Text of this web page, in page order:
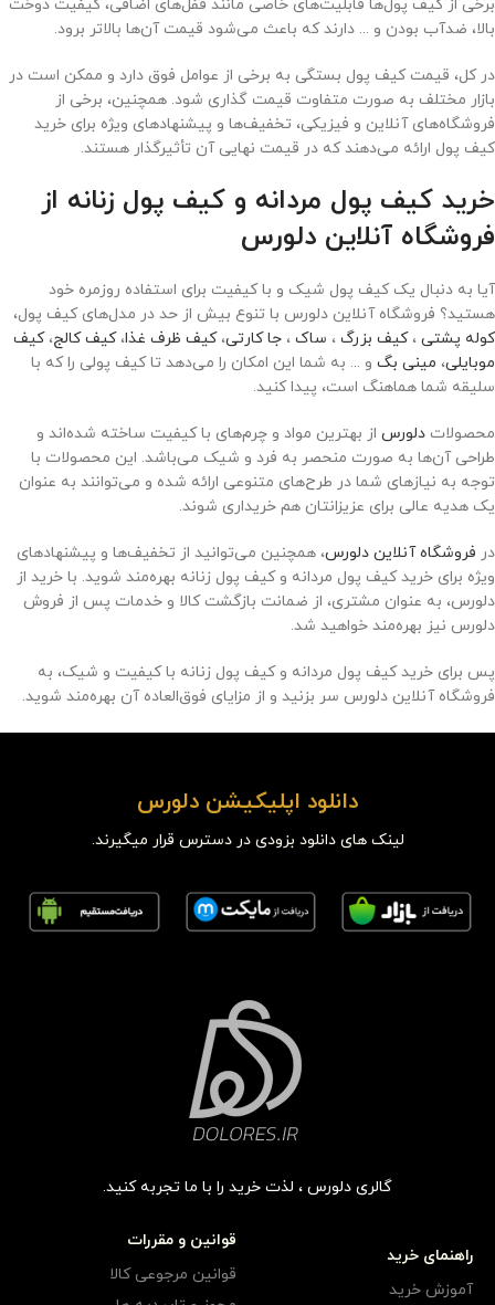
برخی از کیف پول‌ها قابلیت‌های خاصی مانند قفل‌های اضافی، کیفیت دوخت
بالا، ضدآب بودن و ... دارند که باعث می‌شود قیمت آن‌ها بالاتر برود.
در کل، قیمت کیف پول بستگی به برخی از عوامل فوق دارد و ممکن است در
بازار مختلف به صورت متفاوت قیمت گذاری شود. همچنین، برخی از
فروشگاه‌های آنلاین و فیزیکی، تخفیف‌ها و پیشنهادهای ویژه برای خرید
کیف پول ارائه می‌دهند که در قیمت نهایی آن تأثیرگذار هستند.
خرید کیف پول مردانه و کیف پول زنانه از
فروشگاه آنلاین دلورس
آیا به دنبال یک کیف پول شیک و با کیفیت برای استفاده روزمره خود
هستید؟ فروشگاه آنلاین دلورس با تنوع بیش از حد در مدل‌های کیف پول،
کوله پشتی ،کیف بزرگ ، ساک ، جا کارتی،کیف ظرف غذا،کیف کالج،کیف
موبایلی، مینی بگ و ... به شما این امکان را می‌دهد تا کیف پولی را که با
سلیقه شما هماهنگ است، پیدا کنید.
محصولات دلورس از بهترین مواد و چرم‌های با کیفیت ساخته شده‌اند و
طراحی آن‌ها به صورت منحصر به فرد و شیک می‌باشد. این محصولات با
توجه به نیازهای شما در طرح‌های متنوعی ارائه شده و می‌توانند به عنوان
یک هدیه عالی برای عزیزانتان هم خریداری شوند.
در فروشگاه آنلاین دلورس، همچنین می‌توانید از تخفیف‌ها و پیشنهادهای
ویژه برای خرید کیف پول مردانه و کیف پول زنانه بهره‌مند شوید. با خرید از
دلورس، به عنوان مشتری، از ضمانت بازگشت کالا و خدمات پس از فروش
دلورس نیز بهره‌مند خواهید شد.
پس برای خرید کیف پول مردانه و کیف پول زنانه با کیفیت و شیک، به
فروشگاه آنلاین دلورس سر بزنید و از مزایای فوق‌العاده آن بهره‌مند شوید.
دانلود اپلیکیشن دلورس
لینک های دانلود بزودی در دسترس قرار میگیرند.
گالری دلورس ، لذت خرید را با ما تجربه کنید.
راهنمای خرید
آموزش خرید
قوانین و مقررات
قوانین مرجوعی کالا